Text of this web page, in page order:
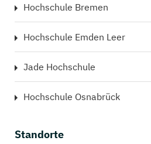
Hochschule Bremen
Hochschule Emden Leer
Jade Hochschule
Hochschule Osnabrück
Standorte